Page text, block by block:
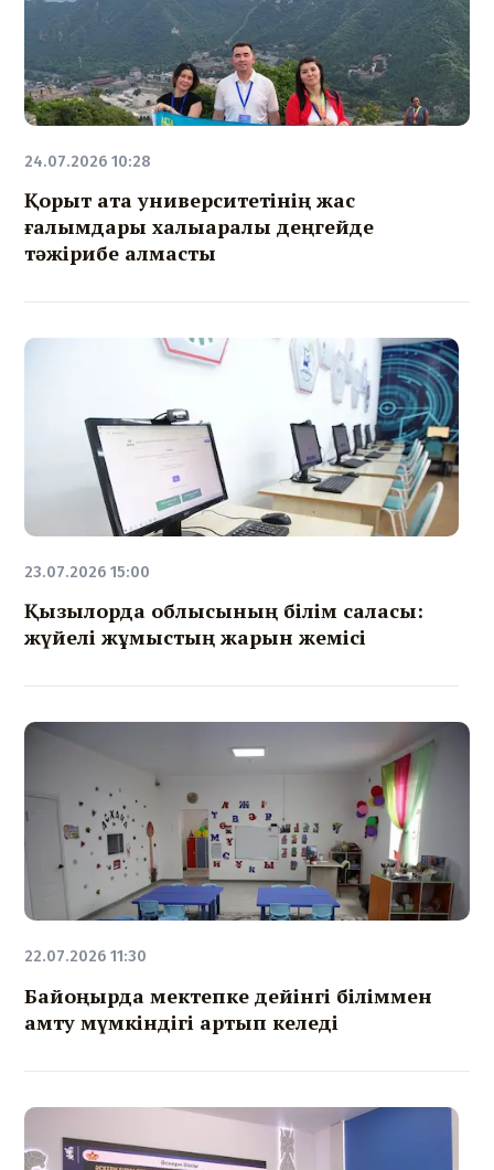
24.07.2026 10:28
Қорқыт ата университетінің жас
ғалымдары халықаралық деңгейде
тәжірибе алмасты
23.07.2026 15:00
Қызылорда облысының білім саласы:
жүйелі жұмыстың жарқын жемісі
22.07.2026 11:30
Байқоңырда мектепке дейінгі біліммен
қамту мүмкіндігі артып келеді